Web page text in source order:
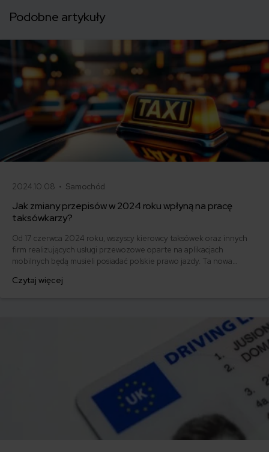
Podobne artykuły
2024.10.08 • Samochód
Jak zmiany przepisów w 2024 roku wpłyną na pracę
taksówkarzy?
Od 17 czerwca 2024 roku, wszyscy kierowcy taksówek oraz innych
firm realizujących usługi przewozowe oparte na aplikacjach
mobilnych będą musieli posiadać polskie prawo jazdy. Ta nowa
drogowym, ma na celu zwiększenie bezpieczeństwa pasażerów, ale
Czytaj więcej